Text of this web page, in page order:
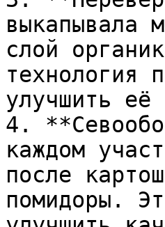
выкапывала
слой
технология
улучшить её
4.
каждом
после
помидоры.